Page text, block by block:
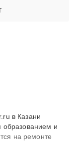
в Казани
и
на ремонте